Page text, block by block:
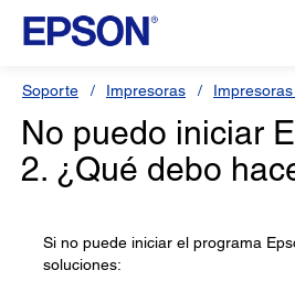
Soporte Impresoras
No puedo iniciar
2. ¿Qué debo
Si no puede iniciar el programa
soluciones: